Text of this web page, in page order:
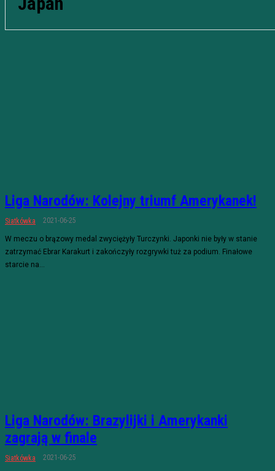
Liga Narodów: Kolejny triumf Amerykanek!
Siatkówka 2021-06-25
W meczu o brązowy medal zwyciężyły Turczynki. Japonki nie były w stanie
zatrzymać Ebrar Karakurt i zakończyły rozgrywki tuż za podium. Finałowe
starcie na...
Liga Narodów: Brazylijki i Amerykanki
zagrają w finale
Siatkówka 2021-06-25